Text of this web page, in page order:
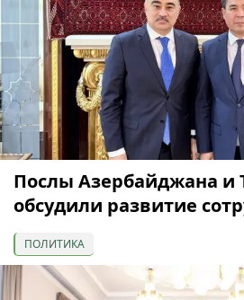
Послы Азербайджана и
обсудили развитие
ПОЛИТИКА